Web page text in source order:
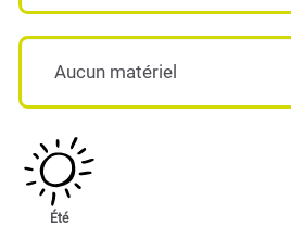
Aucun matériel
Été